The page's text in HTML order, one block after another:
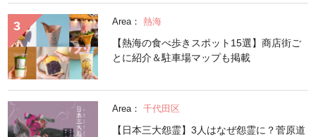
Area： 熱海
【熱海の食べ歩きスポット15選】商店街ご
とに紹介＆駐車場マップも掲載
Area： 千代田区
【日本三大怨霊】3人はなぜ怨霊に？菅原道